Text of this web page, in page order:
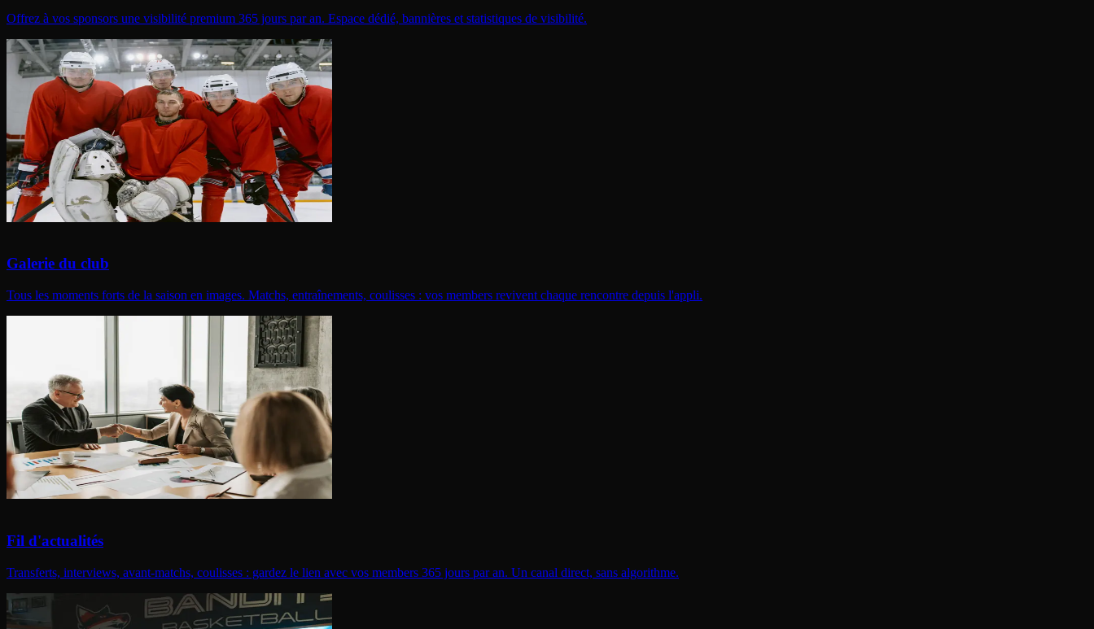
Offrez à vos sponsors une visibilité premium 365 jours par an. Espace dédié, bannières et statistiques de visibilité.
Galerie du club
Tous les moments forts de la saison en images. Matchs, entraînements, coulisses : vos members revivent chaque rencontre depuis l'appli.
Fil d'actualités
Transferts, interviews, avant-matchs, coulisses : gardez le lien avec vos members 365 jours par an. Un canal direct, sans algorithme.